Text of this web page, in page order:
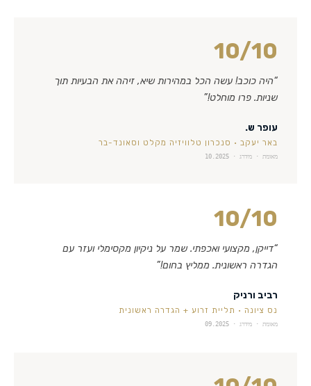
10/10
“היה כוכב! עשה הכל במהירות שיא, זיהה את הבעיות תוך
שניות. פרו מוחלט!”
עופר ש.
באר יעקב · סנכרון טלוויזיה מקלט וסאונד-בר
מאומת · מידרג · 10.2025
10/10
“דייקן, מקצועי ואכפתי. שמר על ניקיון מקסימלי ועזר עם
הגדרה ראשונית. ממליץ בחום!”
רביב ורניק
נס ציונה · תליית זרוע + הגדרה ראשונית
מאומת · מידרג · 09.2025